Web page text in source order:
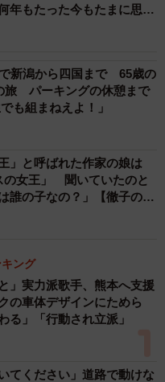
年もたった今もたまに思い
新潟から四国まで 65歳の
旅 パーキングの休憩まで
も組まねえよ！」
」と呼ばれた作家の娘は
の女王」 聞いていたのと
誰の子なの？」【徹子の部
ング
」実力派歌手、熊本へ支援
の車体デザインにためら
」「行動され立派」
てください」道路で動けな